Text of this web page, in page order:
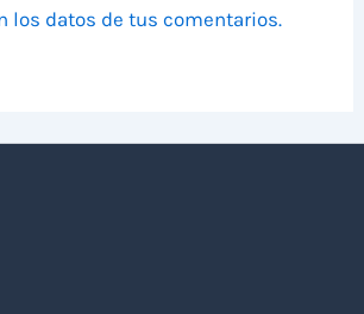
los datos de tus comentarios.